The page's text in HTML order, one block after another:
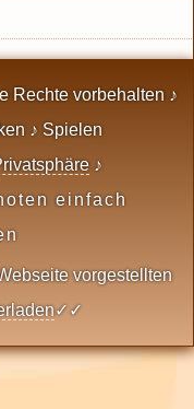
Rechte vorbehalten ♪
♪ Spielen
♪
einfach
vorgestellten
✓✓